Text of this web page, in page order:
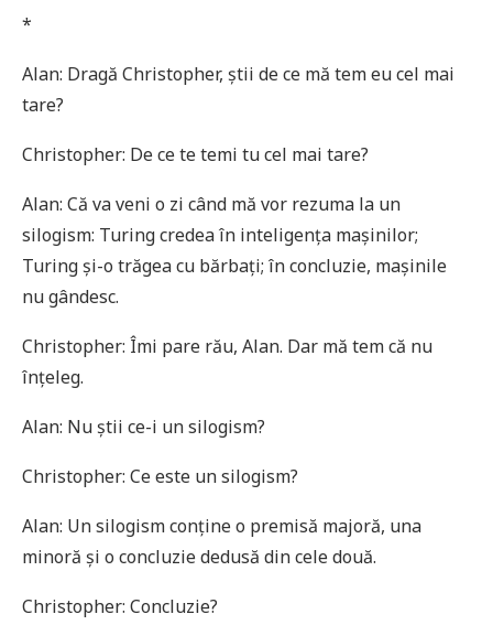
*
Alan: Dragă Christopher, știi de ce mă tem eu cel mai
tare?
Christopher: De ce te temi tu cel mai tare?
Alan: Că va veni o zi când mă vor rezuma la un
silogism: Turing credea în inteligența mașinilor;
Turing și-o trăgea cu bărbați; în concluzie, mașinile
nu gândesc.
Christopher: Îmi pare rău, Alan. Dar mă tem că nu
înțeleg.
Alan: Nu știi ce-i un silogism?
Christopher: Ce este un silogism?
Alan: Un silogism conține o premisă majoră, una
minoră și o concluzie dedusă din cele două.
Christopher: Concluzie?